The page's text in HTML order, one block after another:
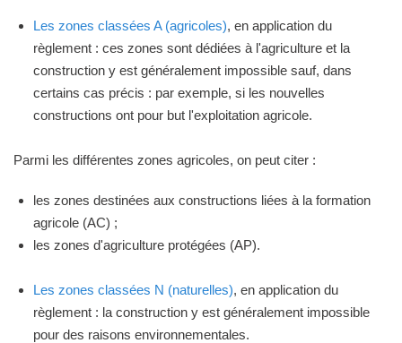
Les zones classées A (agricoles), en application du
règlement : ces zones sont dédiées à l'agriculture et la
construction y est généralement impossible sauf, dans
certains cas précis : par exemple, si les nouvelles
constructions ont pour but l'exploitation agricole.
Parmi les différentes zones agricoles, on peut citer :
les zones destinées aux constructions liées à la formation
agricole (AC) ;
les zones d'agriculture protégées (AP).
Les zones classées N (naturelles), en application du
règlement : la construction y est généralement impossible
pour des raisons environnementales.